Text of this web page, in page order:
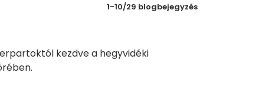
1-10/29 blogbejegyzés
kezdve a hegyvidéki